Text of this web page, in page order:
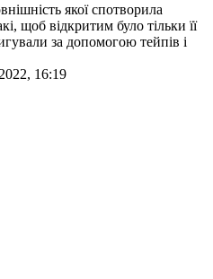
якої спотворила
щоб відкритим було тільки її
за допомогою тейпів і
16:19